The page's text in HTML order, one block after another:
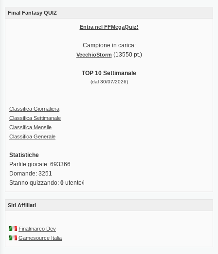
Final Fantasy QUIZ
Entra nel FFMegaQuiz!
Campione in carica:
VecchioStorm (13550 pt.)
TOP 10 Settimanale
(dal 30/07/2026)
Classifica Giornaliera
Classifica Settimanale
Classifica Mensile
Classifica Generale
Statistiche
Partite giocate: 693366
Domande: 3251
Stanno quizzando: 0 utente/i
Siti Affiliati
Finalmarco Dev
Gamesource Italia